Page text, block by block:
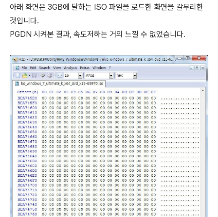
아래 화면은 3GB에 달하는 ISO 파일을 로드한 화면을 갈무리한
것입니다.
PGDN 시켜본 결과, 속도저하는 거의 느낄 수 없었습니다.